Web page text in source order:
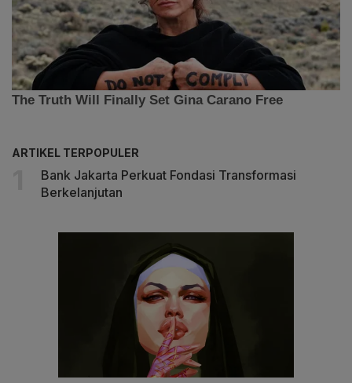
ARTIKEL TERPOPULER
Bank Jakarta Perkuat Fondasi Transformasi
Berkelanjutan